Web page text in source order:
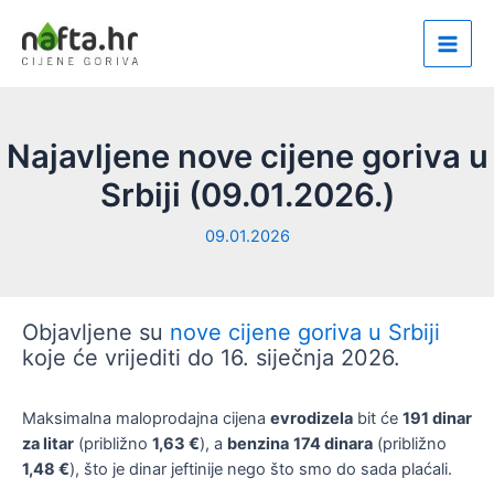
content
Main
Najavljene nove cijene goriva u
Srbiji (09.01.2026.)
09.01.2026
Objavljene su nove cijene goriva u Srbiji
koje će vrijediti do 16. siječnja 2026.
Maksimalna maloprodajna cijena evrodizela bit će 191 dinar
za litar (približno 1,63 €), a benzina 174 dinara (približno
1,48 €), što je dinar jeftinije nego što smo do sada plaćali.